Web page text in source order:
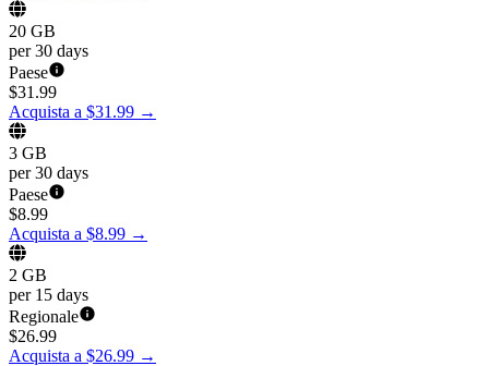
20 GB
per 30 days
Paese
$31.99
Acquista a $31.99 →
3 GB
per 30 days
Paese
$8.99
Acquista a $8.99 →
2 GB
per 15 days
Regionale
$26.99
Acquista a $26.99 →